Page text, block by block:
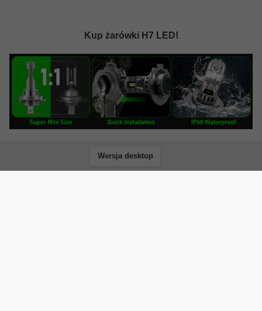
Kup żarówki H7 LED!
Wersja desktop